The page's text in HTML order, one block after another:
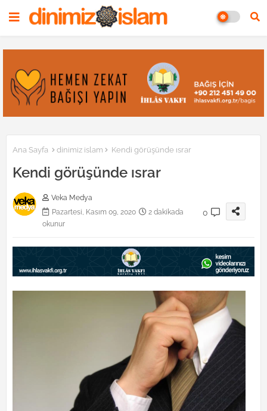
Ana Sayfa dinimiz islam Kendi görüşünde ısrar
Kendi görüşünde ısrar
Veka Medya
Pazartesi, Kasım 09, 2020
2 dakikada
okunur
0